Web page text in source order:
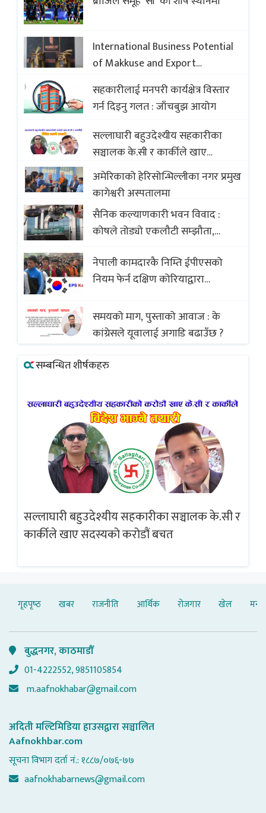
International Business Potential
of Makkuse and Export
Opportunities of Nepali Sweets
with Global Comparison to
Baklava
सहकारीलाई मनपरी कार्यक्षेत्र विस्तार
गर्न दिइनु गलत : जाँचबुझ आयोग
सल्लाघारी बहुउदेश्यीय सहकारीका
सञ्चालक के.सी र कार्कीले खाए
सदस्यको करोडौं बचत
अमेरिकाको हेरिसोन्भिल्लीका नगर प्रमुख
कागेश्वरी अस्पतालमा
सैनिक कल्याणकारी भवन विवाद :
कोषले तोड्यो एकलौटी सम्झौता,
(भिडियो)
नेपाली कामदारकै निम्ति ईपीएसको
नियम फेर्न दक्षिण कोरियाद्वारा
समयको माग, पुस्ताको आवाज : के
कांग्रेसले यूवालाई अगाडि बढाउँछ ?
सम्बन्धित शीर्षकहरु
सल्लाघारी बहुउदेश्यीय सहकारीका सञ्चालक के.सी र
कार्कीले खाए सदस्यको करोडौं बचत
गृहपृष्‍ठ खबर राजनीति आर्थिक रोजगार खेल
बुद्धनगर, काठमाडौँ
01-4222552, 9851105854
m.aafnokhabar@gmail.com
अदिती मल्टिमिडिया हाउसद्वारा सञ्चालित
Aafnokhbar.com
सूचना विभाग दर्ता नं.: १८८७/०७६-७७
aafnokhabarnews@gmail.com